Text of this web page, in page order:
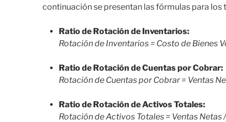
continuación se presentan las fórmulas para los
Ratio de Rotación de Inventarios:
Rotación de Inventarios = Costo de Bienes
Ratio de Rotación de Cuentas por Cobrar:
Rotación de Cuentas por Cobrar = Ventas
Ratio de Rotación de Activos Totales:
Rotación de Activos Totales = Ventas